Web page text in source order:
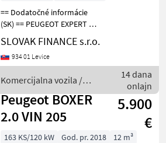
== Dodatočné informácie
(SK) == PEUGEOT EXPERT 1,
5 diesel r.v. 07/2019, 97 217
km, EURO 6, 75 kW, 1499
cm3, manuál, 3 miesta na
ABS,
SLOVAK FINANCE s.r.o.
934 01 Levice
Komercijalna vozila /
Peugeot
14 dana
onlajn
Peugeot BOXER
2.0 VIN 205
5.900
€
163 KS/120 kW God. pr. 2018
12 m³